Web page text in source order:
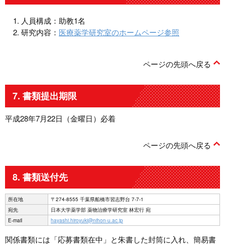
人員構成：助教1名
研究内容： 医療薬学研究室のホームページ参照
ページの先頭へ戻る
7. 書類提出期限
平成28年7月22日（金曜日）必着
ページの先頭へ戻る
8. 書類送付先
所在地
〒274-8555 千葉県船橋市習志野台 7-7-1
宛先
日本大学薬学部 薬物治療学研究室 林宏行 宛
E-mail
hayashi.hiroyuki@nihon-u.ac.jp
関係書類には「応募書類在中」と朱書した封筒に入れ、簡易書